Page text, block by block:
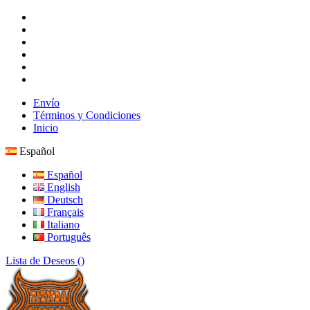
Envío
Términos y Condiciones
Inicio
Español
Español
English
Deutsch
Français
Italiano
Português
Lista de Deseos ()